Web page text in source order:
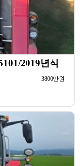
2019년식
3800만원